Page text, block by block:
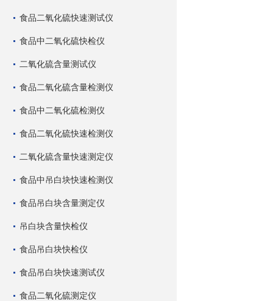
食品二氧化硫快速测试仪
食品中二氧化硫快检仪
二氧化硫含量测试仪
食品二氧化硫含量检测仪
食品中二氧化硫检测仪
食品二氧化硫快速检测仪
二氧化硫含量快速测定仪
食品中吊白块快速检测仪
食品吊白块含量测定仪
吊白块含量快检仪
食品吊白块快检仪
食品吊白块快速测试仪
食品二氧化硫测定仪